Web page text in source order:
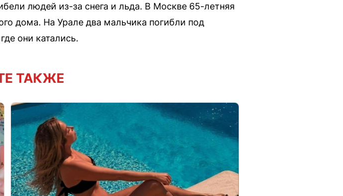
людей из-за снега и льда. В Москве 65-летняя
дома. На Урале два мальчика погибли под
они катались.
ТАКЖЕ